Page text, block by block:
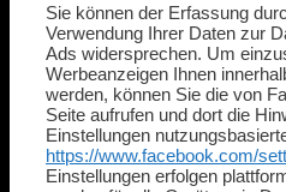
Sie können der Erfassung
Verwendung Ihrer Daten zur
Ads widersprechen. Um
Werbeanzeigen Ihnen
werden, können Sie die von
Seite aufrufen und dort die
Einstellungen
https://www.facebook.com/
Einstellungen erfolgen